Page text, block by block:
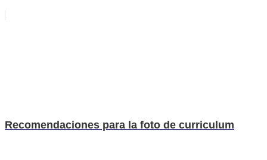
Recomendaciones para la foto de curriculum